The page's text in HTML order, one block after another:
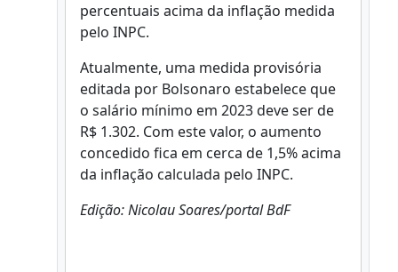
percentuais acima da inflação medida
pelo INPC.
Atualmente, uma medida provisória
editada por Bolsonaro estabelece que
o salário mínimo em 2023 deve ser de
R$ 1.302. Com este valor, o aumento
concedido fica em cerca de 1,5% acima
da inflação calculada pelo INPC.
Edição: Nicolau Soares/portal BdF